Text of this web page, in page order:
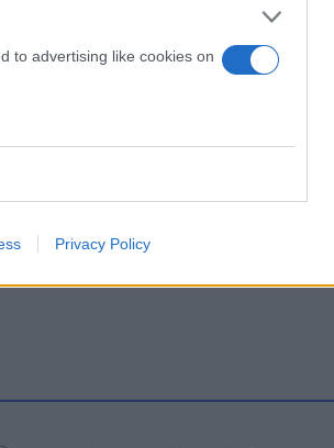
to advertising like cookies on
Privacy Policy
βοήθεια στο Κατάρ